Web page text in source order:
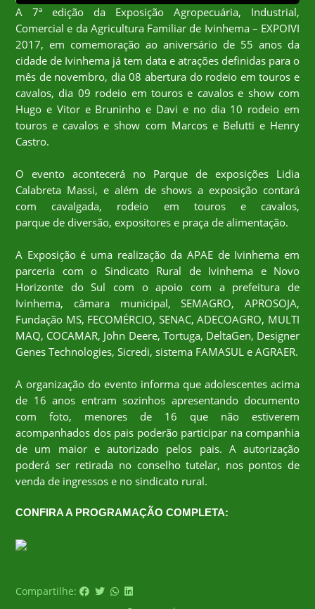
A 7ª edição da Exposição Agropecuária, Industrial,
Comercial e da Agricultura Familiar de Ivinhema – EXPOIVI
2017, em comemoração ao aniversário de 55 anos da
cidade de Ivinhema já tem data e atrações definidas para o
mês de novembro, dia 08 abertura do rodeio em touros e
cavalos, dia 09 rodeio em touros e cavalos e show com
Hugo e Vitor e Bruninho e Davi e no dia 10 rodeio em
touros e cavalos e show com Marcos e Belutti e Henry
Castro.
O evento acontecerá no Parque de exposições Lidia
Calabreta Massi, e além de shows a exposição contará
com cavalgada, rodeio em touros e cavalos,
parque de diversão, expositores e praça de alimentação.
A Exposição é uma realização da APAE de Ivinhema em
parceria com o Sindicato Rural de Ivinhema e Novo
Horizonte do Sul com o apoio com a prefeitura de
Ivinhema, câmara municipal, SEMAGRO, APROSOJA,
Fundação MS, FECOMÉRCIO, SENAC, ADECOAGRO, MULTI
MAQ, COCAMAR, John Deere, Tortuga, DeltaGen, Designer
Genes Technologies, Sicredi, sistema FAMASUL e AGRAER.
A organização do evento informa que adolescentes acima
de 16 anos entram sozinhos apresentando documento
com foto, menores de 16 que não estiverem
acompanhados dos pais poderão participar na companhia
de um maior e autorizado pelos pais. A autorização
poderá ser retirada no conselho tutelar, nos pontos de
venda de ingressos e no sindicato rural.
CONFIRA A PROGRAMAÇÃO COMPLETA:
Compartilhe: